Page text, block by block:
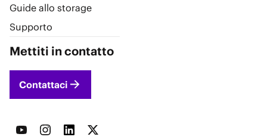
Guide allo storage
Supporto
Mettiti in contatto
Contattaci